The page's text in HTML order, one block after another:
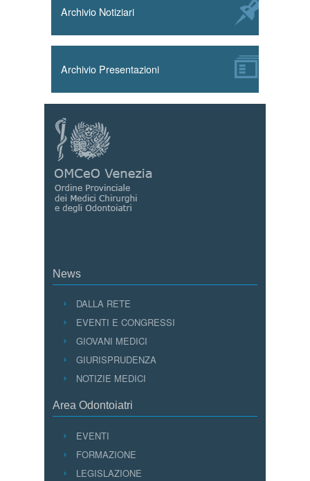
Archivio Notiziari
Archivio Presentazioni
News
DALLA RETE
EVENTI E CONGRESSI
GIOVANI MEDICI
GIURISPRUDENZA
NOTIZIE MEDICI
Area Odontoiatri
EVENTI
FORMAZIONE
LEGISLAZIONE